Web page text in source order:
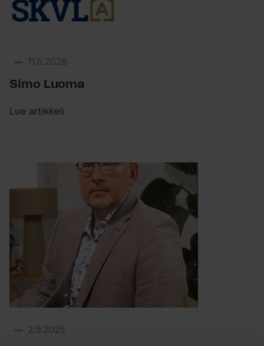
11.6.2026
Simo Luoma
Lue artikkeli
2.9.2025